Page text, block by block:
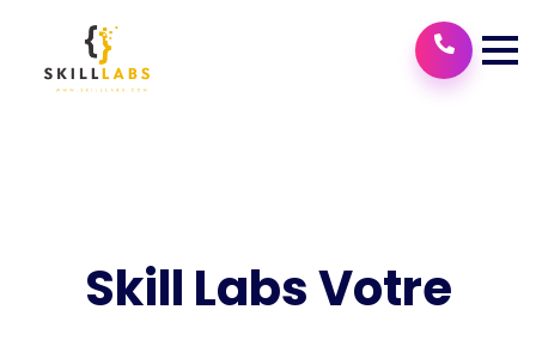
Skill Labs Votre